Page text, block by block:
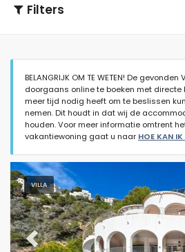
Filters
Personen
Slaapkamers
BELANGRIJK OM TE WETEN! De
doorgaans online te boeken met
meer tijd nodig heeft om te beslissen
nemen. Dit houdt in dat wij de
houden. Voor meer informatie omtrent
vakantiewoning gaat u naar HOE KAN
VILLA
Previous